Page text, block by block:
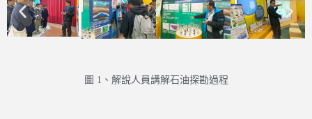
圖 1、解說人員講解石油探勘過程